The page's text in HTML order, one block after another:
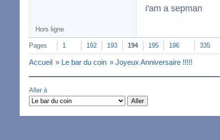
i'am a sepman
Hors ligne
Pages 1 192 193 194 195 196 335
Accueil » Le bar du coin » Joyeux Anniversaire !!!!!
Aller à